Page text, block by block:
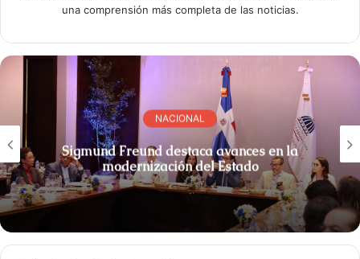
una comprensión más completa de las noticias.
NACIONAL
Sigmund Freund destaca avances en la
modernización del Estado